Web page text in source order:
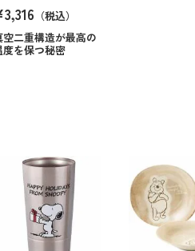
（税込）
空二重構造が最高の
度を保つ秘密